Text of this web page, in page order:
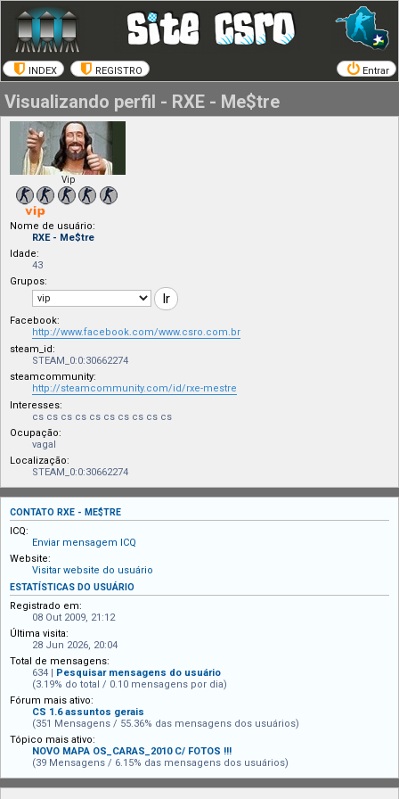
INDEX REGISTRO Entrar
Visualizando perfil - RXE - Me$tre
Vip
Nome de usuário:
RXE - Me$tre
Idade:
43
Grupos:
Facebook:
http://www.facebook.com/www.csro.com.br
steam_id:
STEAM_0:0:30662274
steamcommunity:
http://steamcommunity.com/id/rxe-mestre
Interesses:
cs cs cs cs cs cs cs cs cs cs
Ocupação:
vagal
Localização:
STEAM_0:0:30662274
CONTATO RXE - ME$TRE
ICQ:
Enviar mensagem ICQ
Website:
Visitar website do usuário
ESTATÍSTICAS DO USUÁRIO
Registrado em:
08 Out 2009, 21:12
Última visita:
28 Jun 2026, 20:04
Total de mensagens:
634 | Pesquisar mensagens do usuário
(3.19% do total / 0.10 mensagens por dia)
Fórum mais ativo:
CS 1.6 assuntos gerais
(351 Mensagens / 55.36% das mensagens dos usuários)
Tópico mais ativo:
NOVO MAPA OS_CARAS_2010 C/ FOTOS !!!
(39 Mensagens / 6.15% das mensagens dos usuários)